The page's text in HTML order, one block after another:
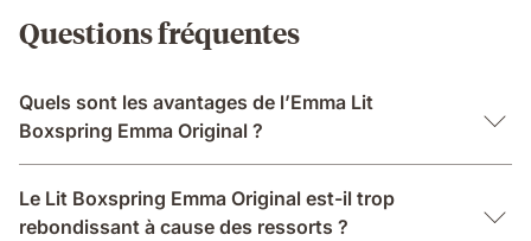
Questions fréquentes
Quels sont les avantages de l’Emma Lit
Boxspring Emma Original ?
Le Lit Boxspring Emma Original est-il trop
rebondissant à cause des ressorts ?